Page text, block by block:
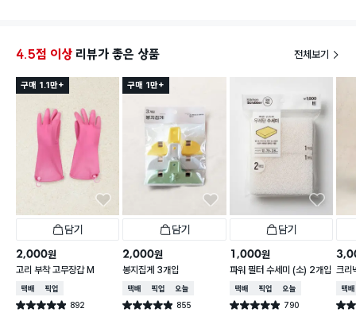
4.5점 이상 리뷰가 좋은 상품 전체보기
구매 1.1만+
담기
2,000원
고리 부착 고무장갑 M
택배배송매장픽업
별점 4.9점 892
건 작성
구매 1만+
담기
2,000원
봉지집게 3개입
택배배송매장픽업오늘배송
별점 4.9점 855
건 작성
담기
1,000원
파워 필터 수세미 (소) 2개입
택배배송매장픽업오늘배송
별점 4.9점 790
건 작성
크리
주
택배
별점